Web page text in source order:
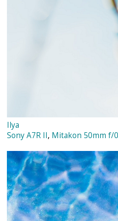
Ilya
Sony A7R II, Mitakon 50mm f/